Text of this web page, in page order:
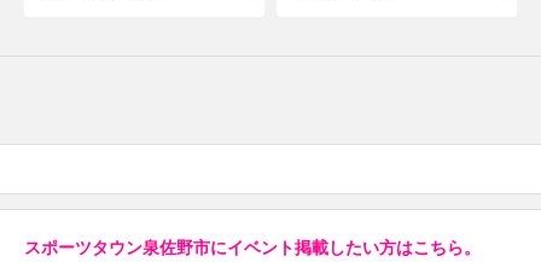
スポーツタウン泉佐野市にイベント掲載したい方はこちら。